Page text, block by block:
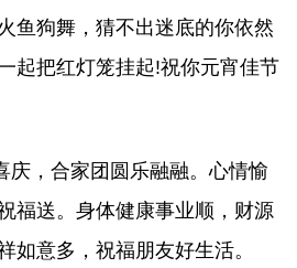
鱼狗舞，猜不出迷底的你依然
起把红灯笼挂起!祝你元宵佳节
庆，合家团圆乐融融。心情愉
福送。身体健康事业顺，财源
如意多，祝福朋友好生活。